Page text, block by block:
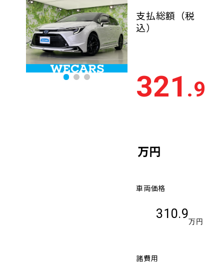
支払総額 （税
込）
321 .9
万円
車両価格
310.9
万円
諸費用